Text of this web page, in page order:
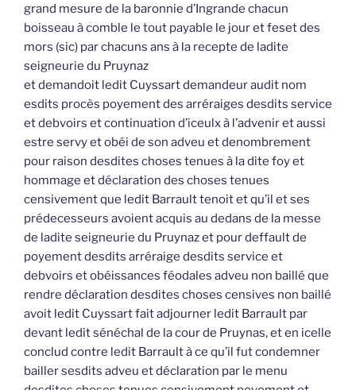
grand mesure de la baronnie d’Ingrande chacun
boisseau à comble le tout payable le jour et feset des
mors (sic) par chacuns ans à la recepte de ladite
seigneurie du Pruynaz
et demandoit ledit Cuyssart demandeur audit nom
esdits procès poyement des arréraiges desdits service
et debvoirs et continuation d’iceulx à l’advenir et aussi
estre servy et obéi de son adveu et denombrement
pour raison desdites choses tenues à la dite foy et
hommage et déclaration des choses tenues
censivement que ledit Barrault tenoit et qu’il et ses
prédecesseurs avoient acquis au dedans de la messe
de ladite seigneurie du Pruynaz et pour deffault de
poyement desdits arréraige desdits service et
debvoirs et obéissances féodales adveu non baillé que
rendre déclaration desdites choses censives non baillé
avoit ledit Cuyssart fait adjourner ledit Barrault par
devant ledit sénéchal de la cour de Pruynas, et en icelle
conclud contre ledit Barrault à ce qu’il fut condemner
bailler sesdits adveu et déclaration par le menu